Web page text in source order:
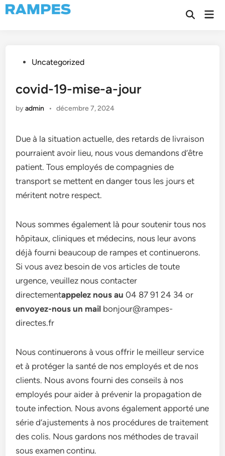
Skip
to
Open
PostedUncategorized
covid-19-mise-a-jour
byadmin • décembre 7, 2024
Due à la situation actuelle, des retards de livraison
pourraient avoir lieu, nous vous demandons d’être
patient. Tous employés de compagnies de
transport se mettent en danger tous les jours et
méritent notre respect.
Nous sommes également là pour soutenir tous nos
hôpitaux, cliniques et médecins, nous leur avons
déjà fourni beaucoup de rampes et continuerons.
Si vous avez besoin de vos articles de toute
urgence, veuillez nous contacter
directementappelez nous au 04 87 91 24 34 or
envoyez-nous un mail bonjour@rampes-
directes.fr
Nous continuerons à vous offrir le meilleur service
et à protéger la santé de nos employés et de nos
clients. Nous avons fourni des conseils à nos
employés pour aider à prévenir la propagation de
toute infection. Nous avons également apporté une
série d’ajustements à nos procédures de traitement
des colis. Nous gardons nos méthodes de travail
sous examen continu.